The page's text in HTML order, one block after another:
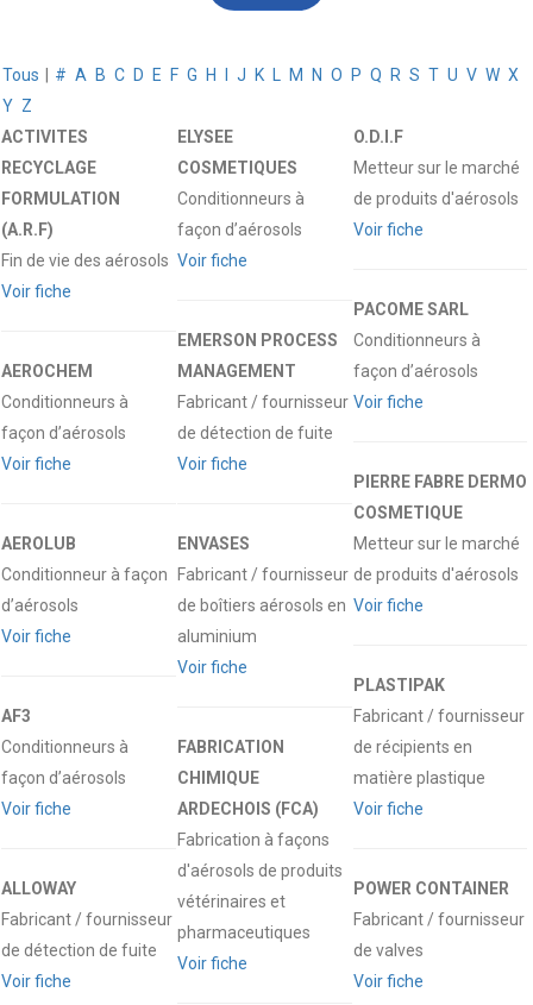
Tous # A B C D E F G H J K L M N O P Q R S T U V W X
Y Z
ACTIVITES
RECYCLAGE
FORMULATION
(A.R.F)
Fin de vie des aérosols
Voir fiche
AEROCHEM
Conditionneurs à
façon d’aérosols
Voir fiche
AEROLUB
Conditionneur à façon
d’aérosols
Voir fiche
AF3
Conditionneurs à
façon d’aérosols
Voir fiche
ALLOWAY
Fabricant / fournisseur
de détection de fuite
Voir fiche
ELYSEE
COSMETIQUES
Conditionneurs à
façon d’aérosols
Voir fiche
EMERSON PROCESS
MANAGEMENT
Fabricant / fournisseur
de détection de fuite
Voir fiche
ENVASES
Fabricant / fournisseur
de boîtiers aérosols en
aluminium
Voir fiche
FABRICATION
CHIMIQUE
ARDECHOIS (FCA)
Fabrication à façons
d'aérosols de produits
vétérinaires et
pharmaceutiques
Voir fiche
O.D.I.F
Metteur sur le marché
de produits d'aérosols
Voir fiche
PACOME SARL
Conditionneurs à
façon d’aérosols
Voir fiche
PIERRE FABRE DERMO
COSMETIQUE
Metteur sur le marché
de produits d'aérosols
Voir fiche
PLASTIPAK
Fabricant / fournisseur
de récipients en
matière plastique
Voir fiche
POWER CONTAINER
Fabricant / fournisseur
de valves
Voir fiche